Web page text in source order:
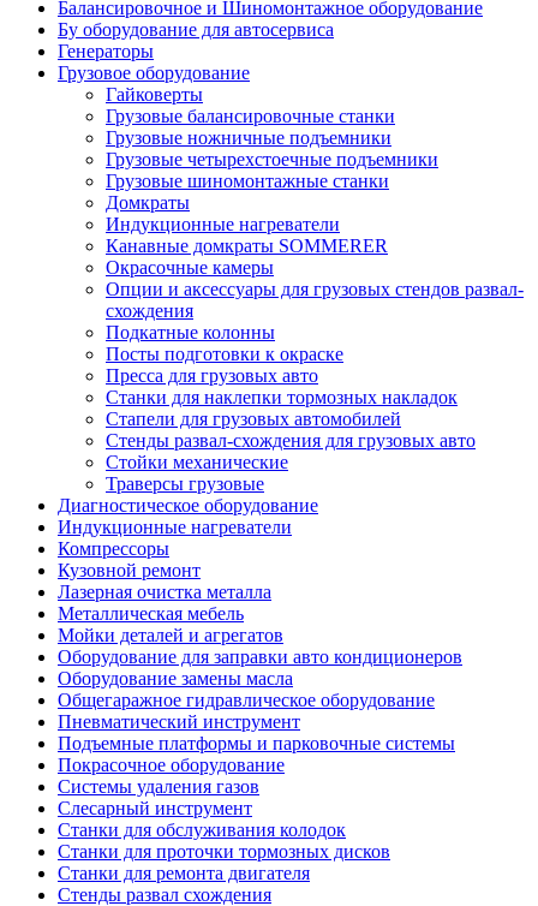
Балансировочное и Шиномонтажное оборудование
Бу оборудование для автосервиса
Генераторы
Грузовое оборудование
Гайковерты
Грузовые балансировочные станки
Грузовые ножничные подъемники
Грузовые четырехстоечные подъемники
Грузовые шиномонтажные станки
Домкраты
Индукционные нагреватели
Канавные домкраты SOMMERER
Окрасочные камеры
Опции и аксессуары для грузовых стендов развал-
схождения
Подкатные колонны
Посты подготовки к окраске
Пресса для грузовых авто
Станки для наклепки тормозных накладок
Стапели для грузовых автомобилей
Стенды развал-схождения для грузовых авто
Стойки механические
Траверсы грузовые
Диагностическое оборудование
Индукционные нагреватели
Компрессоры
Кузовной ремонт
Лазерная очистка металла
Металлическая мебель
Мойки деталей и агрегатов
Оборудование для заправки авто кондиционеров
Оборудование замены масла
Общегаражное гидравлическое оборудование
Пневматический инструмент
Подъемные платформы и парковочные системы
Покрасочное оборудование
Системы удаления газов
Слесарный инструмент
Станки для обслуживания колодок
Станки для проточки тормозных дисков
Станки для ремонта двигателя
Стенды развал схождения